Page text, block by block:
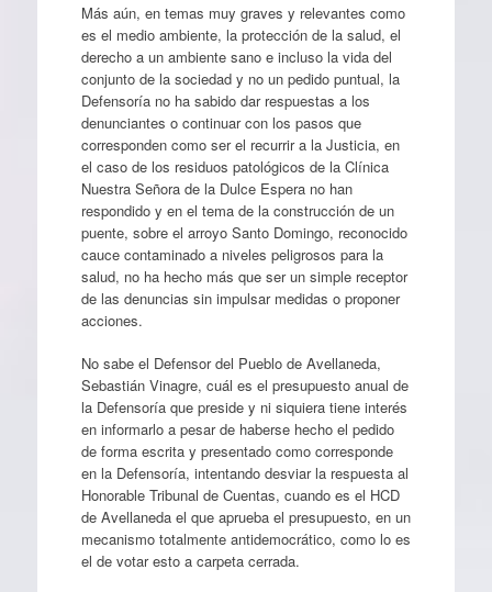
Más aún, en temas muy graves y relevantes como
es el medio ambiente, la protección de la salud, el
derecho a un ambiente sano e incluso la vida del
conjunto de la sociedad y no un pedido puntual, la
Defensoría no ha sabido dar respuestas a los
denunciantes o continuar con los pasos que
corresponden como ser el recurrir a la Justicia, en
el caso de los residuos patológicos de la Clínica
Nuestra Señora de la Dulce Espera no han
respondido y en el tema de la construcción de un
puente, sobre el arroyo Santo Domingo, reconocido
cauce contaminado a niveles peligrosos para la
salud, no ha hecho más que ser un simple receptor
de las denuncias sin impulsar medidas o proponer
acciones.
No sabe el Defensor del Pueblo de Avellaneda,
Sebastián Vinagre, cuál es el presupuesto anual de
la Defensoría que preside y ni siquiera tiene interés
en informarlo a pesar de haberse hecho el pedido
de forma escrita y presentado como corresponde
en la Defensoría, intentando desviar la respuesta al
Honorable Tribunal de Cuentas, cuando es el HCD
de Avellaneda el que aprueba el presupuesto, en un
mecanismo totalmente antidemocrático, como lo es
el de votar esto a carpeta cerrada.